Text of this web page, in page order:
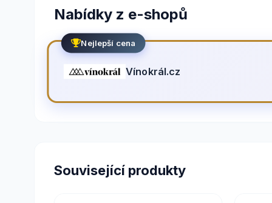
Nabídky z e-shopů
Nejlepší cena
Vínokrál.cz
Související produkty